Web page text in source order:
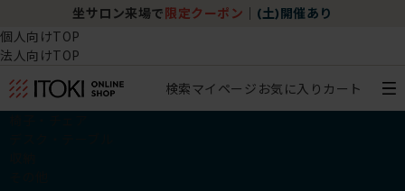
坐サロン来場で 限定クーポン (土)開催あり
個人向けTOP
法人向けTOP
検索マイページ お気に入り カート